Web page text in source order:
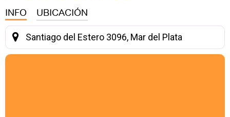
INFO UBICACIÓN
Santiago del Estero 3096, Mar del Plata